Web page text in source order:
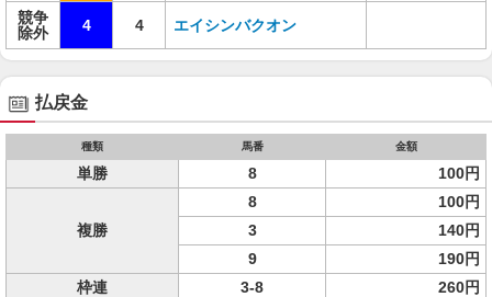
競争
除外
4 4 エイシンバクオン
払戻金
種類 馬番 金額
単勝 8 100円
複勝
8
100円
3
140円
9
190円
枠連
3-8
260円